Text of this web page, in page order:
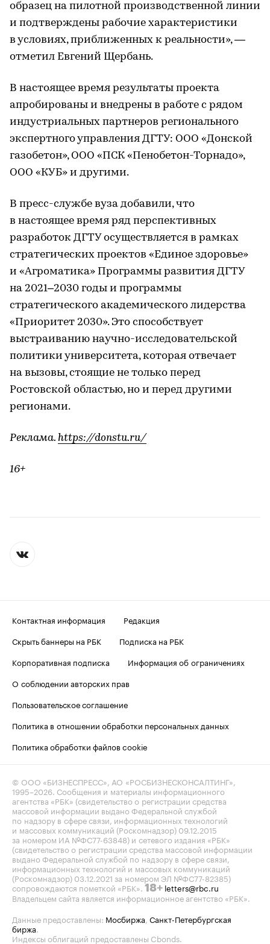
образец на пилотной производственной линии
и подтверждены рабочие характеристики
в условиях, приближенных к реальности», —
отметил Евгений Щербань.
В настоящее время результаты проекта
апробированы и внедрены в работе с рядом
индустриальных партнеров регионального
экспертного управления ДГТУ: ООО «Донской
газобетон», ООО «ПСК «Пенобетон-Торнадо»,
ООО «КУБ» и другими.
В пресс-службе вуза добавили, что
в настоящее время ряд перспективных
разработок ДГТУ осуществляется в рамках
стратегических проектов «Единое здоровье»
и «Агроматика» Программы развития ДГТУ
на 2021–2030 годы и программы
стратегического академического лидерства
«Приоритет 2030». Это способствует
выстраиванию научно-исследовательской
политики университета, которая отвечает
на вызовы, стоящие не только перед
Ростовской областью, но и перед другими
регионами.
Реклама. https://donstu.ru/
16+
Контактная информация
Редакция
Скрыть баннеры на РБК
Подписка на РБК
Корпоративная подписка
Информация об ограничениях
О соблюдении авторских прав
Пользовательское соглашение
Политика в отношении обработки персональных данных
Политика обработки файлов cookie
© ООО «БИЗНЕСПРЕСС», АО «РОСБИЗНЕСКОНСАЛТИНГ»,
1995–2026. Сообщения и материалы информационного
агентства «РБК» (свидетельство о регистрации средства
массовой информации выдано Федеральной службой
по надзору в сфере связи, информационных технологий
и массовых коммуникаций (Роскомнадзор) 09.12.2015
за номером ИА №ФС77-63848) и сетевого издания «РБК»
(свидетельство о регистрации средства массовой информации
выдано Федеральной службой по надзору в сфере связи,
информационных технологий и массовых коммуникаций
(Роскомнадзор) 03.12.2021 за номером ЭЛ №ФС77-82385)
сопровождаются пометкой «РБК». 18+ letters@rbc.ru
Владельцем сайта является информационное агентство «РБК».
Данные предоставлены: Мосбиржа, Санкт-Петербургская
биржа.
Индексы облигаций предоставлены Cbonds.